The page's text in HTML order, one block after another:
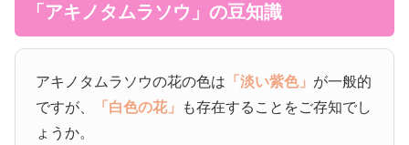
「アキノタムラソウ」の豆知識
アキノタムラソウの花の色は 「淡い紫色」 が一般的
ですが、
「白色の花」
も存在することをご存知でし
ょうか。